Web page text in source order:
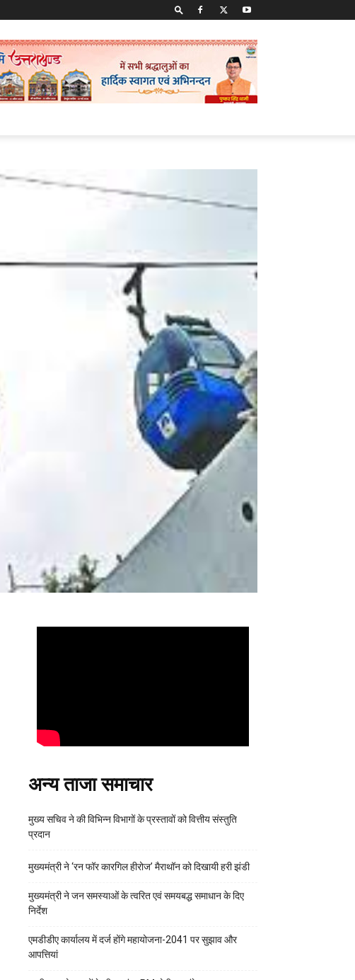
अन्य ताजा समाचार
मुख्य सचिव ने की विभिन्न विभागों के प्रस्तावों को वित्तीय संस्तुति
प्रदान
मुख्यमंत्री ने ‘रन फॉर कारगिल हीरोज’ मैराथॉन को दिखायी हरी झंडी
मुख्यमंत्री ने जन समस्याओं के त्वरित एवं समयबद्ध समाधान के दिए
निर्देश
एमडीडीए कार्यालय में दर्ज होंगे महायोजना-2041 पर सुझाव और
आपत्तियां